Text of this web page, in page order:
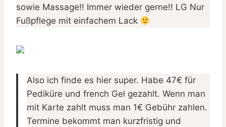
sowie Massage!! Immer wieder gerne!! LG Nur
Fußpflege mit einfachem Lack
Also ich finde es hier super. Habe 47€ für
Pediküre und french Gel gezahlt. Wenn man
mit Karte zahlt muss man 1€ Gebühr zahlen.
Termine bekommt man kurzfristig und